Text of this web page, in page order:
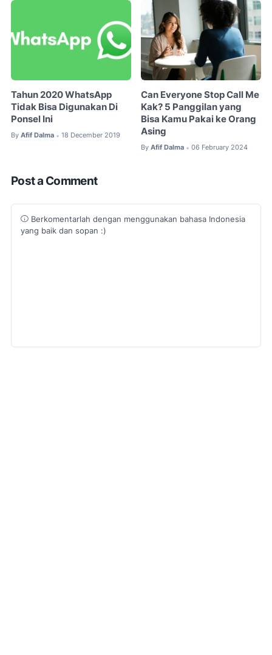
Tahun 2020 WhatsApp
Tidak Bisa Digunakan Di
Ponsel Ini
By Afif Dalma • 18 December 2019
Can Everyone Stop Call Me
Kak? 5 Panggilan yang
Bisa Kamu Pakai ke Orang
Asing
By Afif Dalma • 06 February 2024
Post a Comment
Berkomentarlah dengan menggunakan bahasa Indonesia
yang baik dan sopan :)